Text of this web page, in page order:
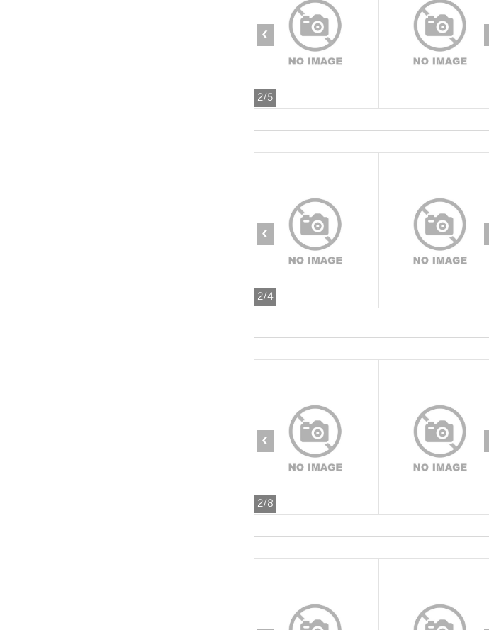
2/5
‹
2/4
‹
2/8
‹